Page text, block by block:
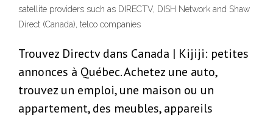
satellite providers such as DIRECTV, DISH Network and Shaw
Direct (Canada), telco companies
Trouvez Directv dans Canada | Kijiji: petites
annonces à Québec. Achetez une auto,
trouvez un emploi, une maison ou un
appartement, des meubles, appareils